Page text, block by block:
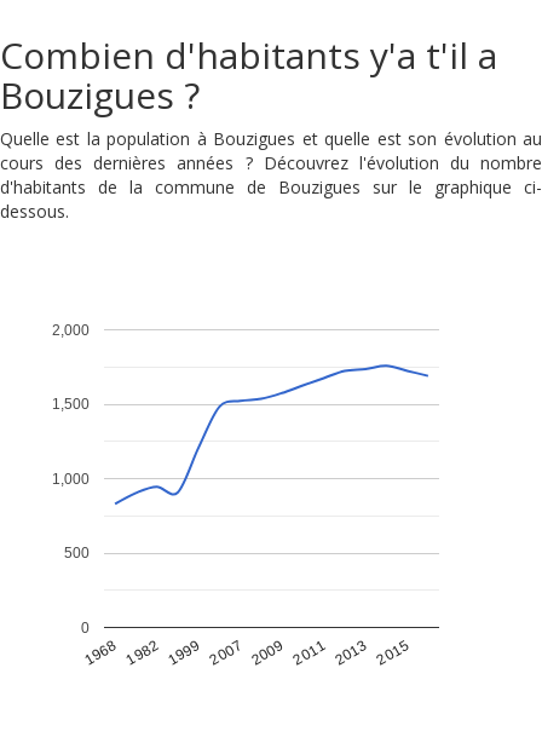
Combien d'habitants y'a t'il a
Bouzigues ?
Quelle est la population à Bouzigues et quelle est son évolution au
cours des dernières années ? Découvrez l'évolution du nombre
d'habitants de la commune de Bouzigues sur le graphique ci-
dessous.
1968 1982 1999 2007 2009 2011 2013 2015
0
500
1,000
1,500
2,000